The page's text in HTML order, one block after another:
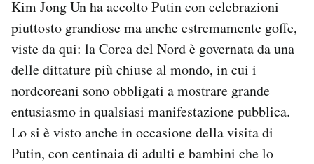
Kim Jong Un ha accolto Putin con celebrazioni
piuttosto grandiose ma anche estremamente goffe,
viste da qui: la Corea del Nord è governata da una
delle dittature più chiuse al mondo, in cui i
nordcoreani sono obbligati a mostrare grande
entusiasmo in qualsiasi manifestazione pubblica.
Lo si è visto anche in occasione della visita di
Putin, con centinaia di adulti e bambini che lo